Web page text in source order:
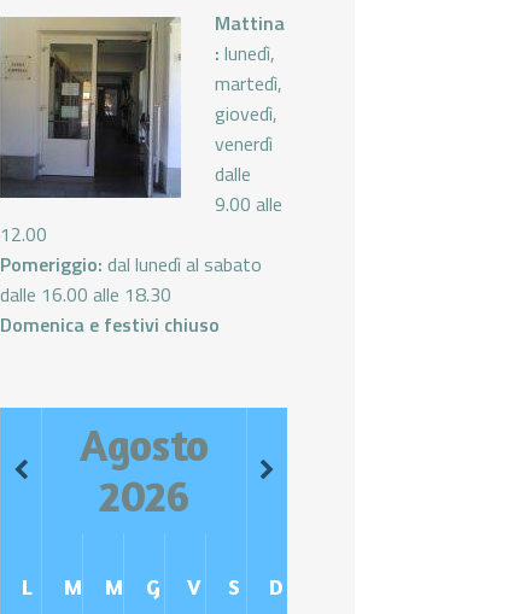
Mattina
: lunedì,
martedì,
giovedì,
venerdì
dalle
9.00 alle
12.00
Pomeriggio: dal lunedì al sabato
dalle 16.00 alle 18.30
Domenica e festivi chiuso
Agosto
2026
L M M G V S D